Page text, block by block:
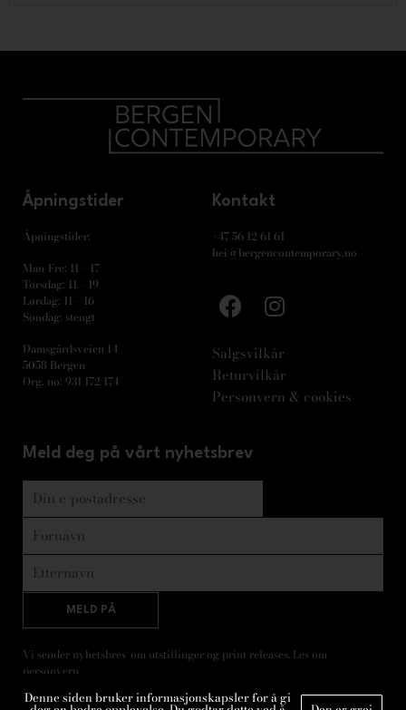
Åpningstider
Åpningstider:
Man-Fre: 11 – 17
Torsdag: 11 – 19
Lørdag: 11 – 16
Søndag: stengt
Damsgårdsveien 14
5058 Bergen
Org. no: 931 172 174
Kontakt
+47 56 12 61 61
hei@bergencontemporary.no
Salgsvilkår
Returvilkår
Personvern & cookies
Meld deg på vårt nyhetsbrev
MELD PÅ
Vi sender nyhetsbrev om utstillinger og print releases. Les om
personvern
Denne siden bruker informasjonskapsler for å gi